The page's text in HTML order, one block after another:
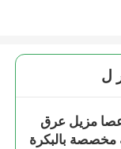
ل
جرام عصا مزيل عرق